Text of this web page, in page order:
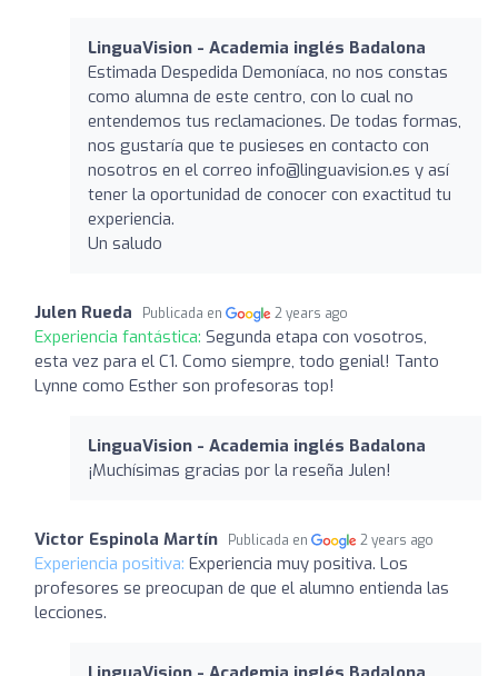
LinguaVision - Academia inglés Badalona
Estimada Despedida Demoníaca, no nos constas
como alumna de este centro, con lo cual no
entendemos tus reclamaciones. De todas formas,
nos gustaría que te pusieses en contacto con
nosotros en el correo info@linguavision.es y así
tener la oportunidad de conocer con exactitud tu
experiencia.
Un saludo
Julen Rueda Publicada en 2 years ago
Experiencia fantástica: Segunda etapa con vosotros,
esta vez para el C1. Como siempre, todo genial! Tanto
Lynne como Esther son profesoras top!
LinguaVision - Academia inglés Badalona
¡Muchísimas gracias por la reseña Julen!
Victor Espinola Martín Publicada en 2 years ago
Experiencia positiva: Experiencia muy positiva. Los
profesores se preocupan de que el alumno entienda las
lecciones.